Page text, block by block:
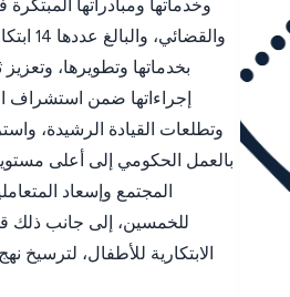
وخدماتها ومبادراتها
بخدماتها وتطويرها، وتعزيز
إجراءاتها ضمن استشراف
وتطلعات القيادة الرشيدة،
بالعمل الحكومي إلى أعلى
المجتمع وإسعاد
للخمسين، إلى جانب ذلك
الابتكارية للأطفال، لترسيخ